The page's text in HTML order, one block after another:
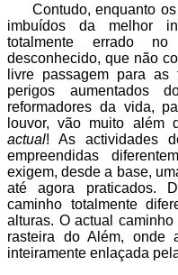
Contudo, enquanto
imbuídos da melhor
totalmente errado
desconhecido, que não
livre passagem para
perigos aumentados
reformadores da vida,
louvor, vão muito além
actual! As actividades
empreendidas
exigem, desde a base,
até agora praticados.
caminho totalmente
alturas. O actual
rasteira do Além, onde
inteiramente enlaçada